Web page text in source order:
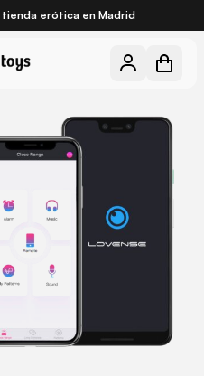
tienda erótica en Madrid